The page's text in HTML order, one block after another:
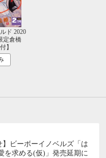
ド 2020
定倉橋
】
】ビーボーイノベルズ「は
を求める(仮)」発売延期に